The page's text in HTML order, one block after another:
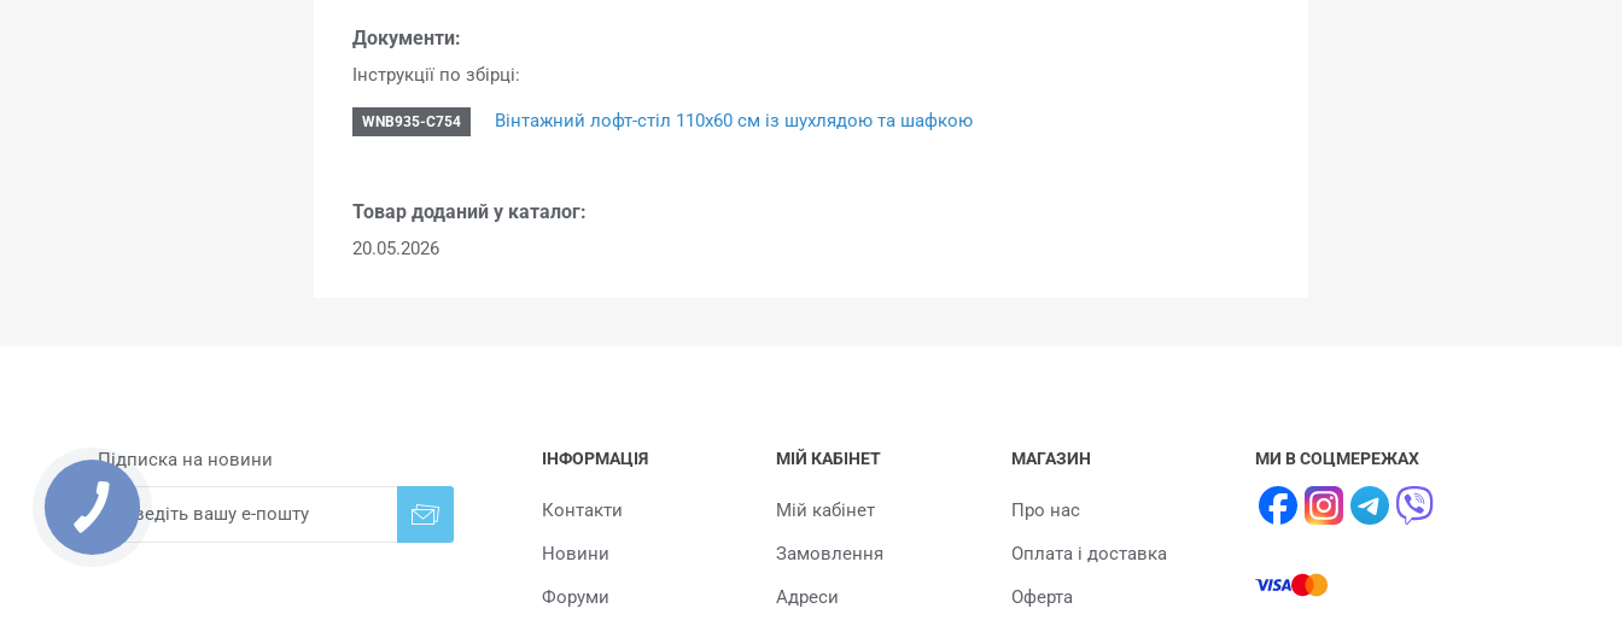
Документи:
Інструкції по збірці:
WNB935-C754 Вінтажний лофт-стіл 110x60 см із шухлядою та шафкою
Товар доданий у каталог:
20.05.2026
Підписка на новини ІНФОРМАЦІЯ
Контакти
Новини
Форуми
МІЙ КАБІНЕТ
Мій кабінет
Замовлення
Адреси
МАГАЗИН
Про нас
Оплата і доставка
Оферта
МИ В СОЦМЕРЕЖАХ